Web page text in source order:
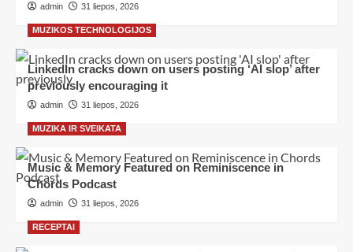
admin 31 liepos, 2026
MUZIKOS TECHNOLOGIJOS
LinkedIn cracks down on users posting ‘AI slop’ after
previously encouraging it
admin 31 liepos, 2026
MUZIKA IR SVEIKATA
Music & Memory Featured on Reminiscence in
Chords Podcast
admin 31 liepos, 2026
RECEPTAI